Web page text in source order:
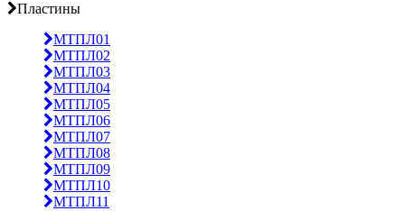
Пластины
МТПЛ01
МТПЛ02
МТПЛ03
МТПЛ04
МТПЛ05
МТПЛ06
МТПЛ07
МТПЛ08
МТПЛ09
МТПЛ10
МТПЛ11